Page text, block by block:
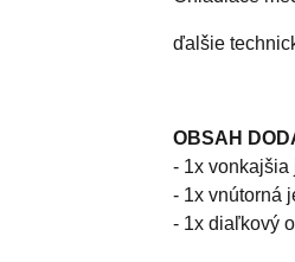
ďalšie
OBSAH
- 1x vonkajšia
- 1x vnútorná
- 1x diaľkový